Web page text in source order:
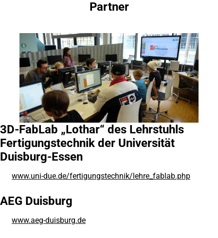
Partner
3D-FabLab „Lothar“ des Lehrstuhls
Fertigungstechnik der Universität
Duisburg-Essen
www.uni-due.de/fertigungstechnik/lehre_fablab.php
(Öffnet
einem
neuen
AEG Duisburg
www.aeg-duisburg.de
(Öffnet